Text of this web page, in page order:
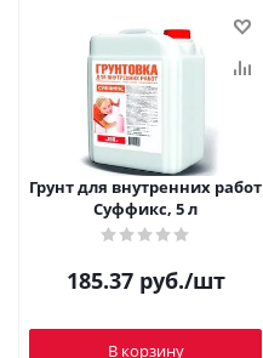
Грунт для внутренних работ
Суффикс, 5 л
185.37руб./шт
В корзину